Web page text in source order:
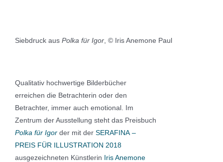
Siebdruck aus Polka für Igor , © Iris Anemone Paul
Qualitativ hochwertige Bilderbücher
erreichen die Betrachterin oder den
Betrachter, immer auch emotional. Im
Zentrum der Ausstellung steht das Preisbuch
Polka für Igor der mit der SERAFINA –
PREIS FÜR ILLUSTRATION 2018
ausgezeichneten Künstlerin Iris Anemone